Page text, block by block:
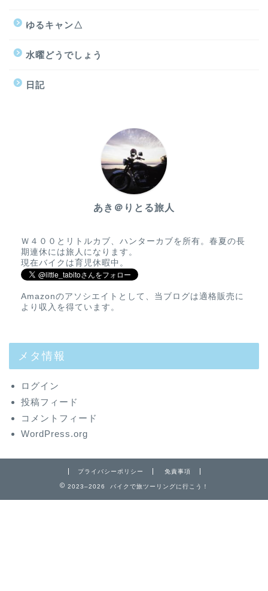
ゆるキャン△
水曜どうでしょう
日記
あき＠りとる旅人
Ｗ４００とリトルカブ、ハンターカブを所有。春夏の長
期連休には旅人になります。
現在バイクは育児休暇中。
Amazonのアソシエイトとして、当ブログは適格販売に
より収入を得ています。
メタ情報
ログイン
投稿フィード
コメントフィード
WordPress.org
プライバシーポリシー 免責事項
2023–2026 バイクで旅ツーリングに行こう！